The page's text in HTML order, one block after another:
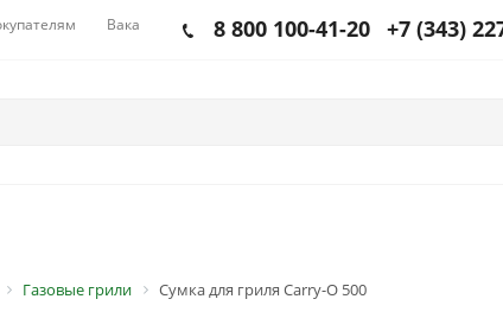
Вакансии 8 800 100-41-20 +7 (343)
Газовые грили Сумка для гриля Carry-O 500